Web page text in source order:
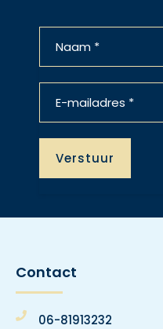
Contact
06-81913232